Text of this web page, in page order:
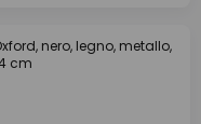
nero, legno, metallo,
cm